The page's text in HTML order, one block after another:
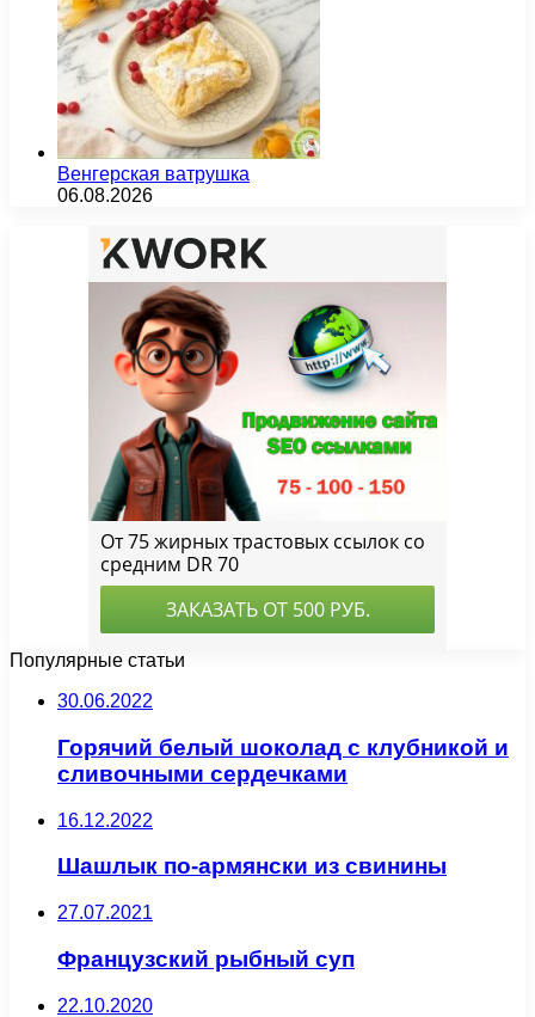
Венгерская ватрушка
06.08.2026
Популярные статьи
30.06.2022
Горячий белый шоколад с клубникой и
сливочными сердечками
16.12.2022
Шашлык по-армянски из свинины
27.07.2021
Французский рыбный суп
22.10.2020